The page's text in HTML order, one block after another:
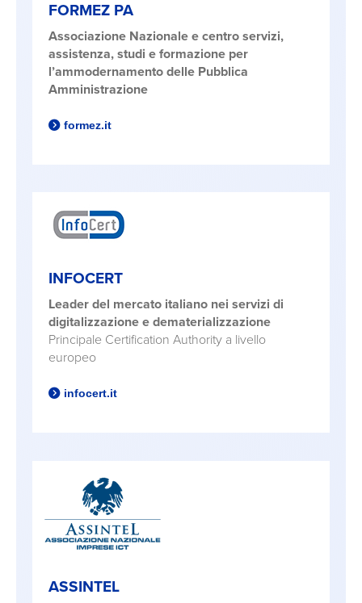
FORMEZ PA
Associazione Nazionale e centro servizi,
assistenza, studi e formazione per
l’ammodernamento delle Pubblica
Amministrazione
formez.it
INFOCERT
Leader del mercato italiano nei servizi di
digitalizzazione e dematerializzazione
Principale Certification Authority a livello
europeo
infocert.it
ASSINTEL